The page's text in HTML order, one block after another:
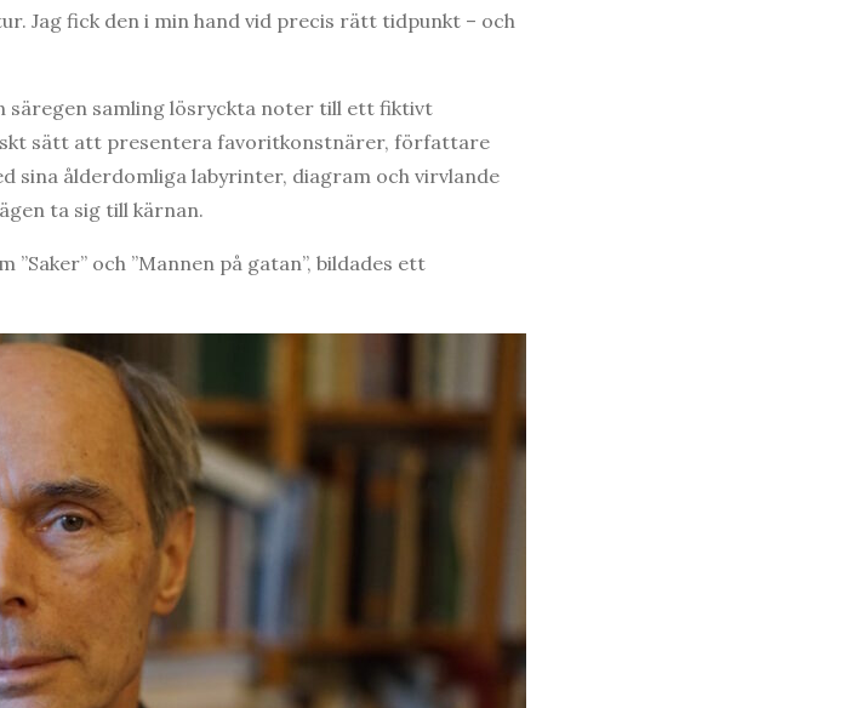
Jag fick den i min hand vid precis rätt tidpunkt – och
säregen samling lösryckta noter till ett fiktivt
sätt att presentera favoritkonstnärer, författare
sina ålderdomliga labyrinter, diagram och virvlande
ta sig till kärnan.
och ”Mannen på gatan”, bildades ett